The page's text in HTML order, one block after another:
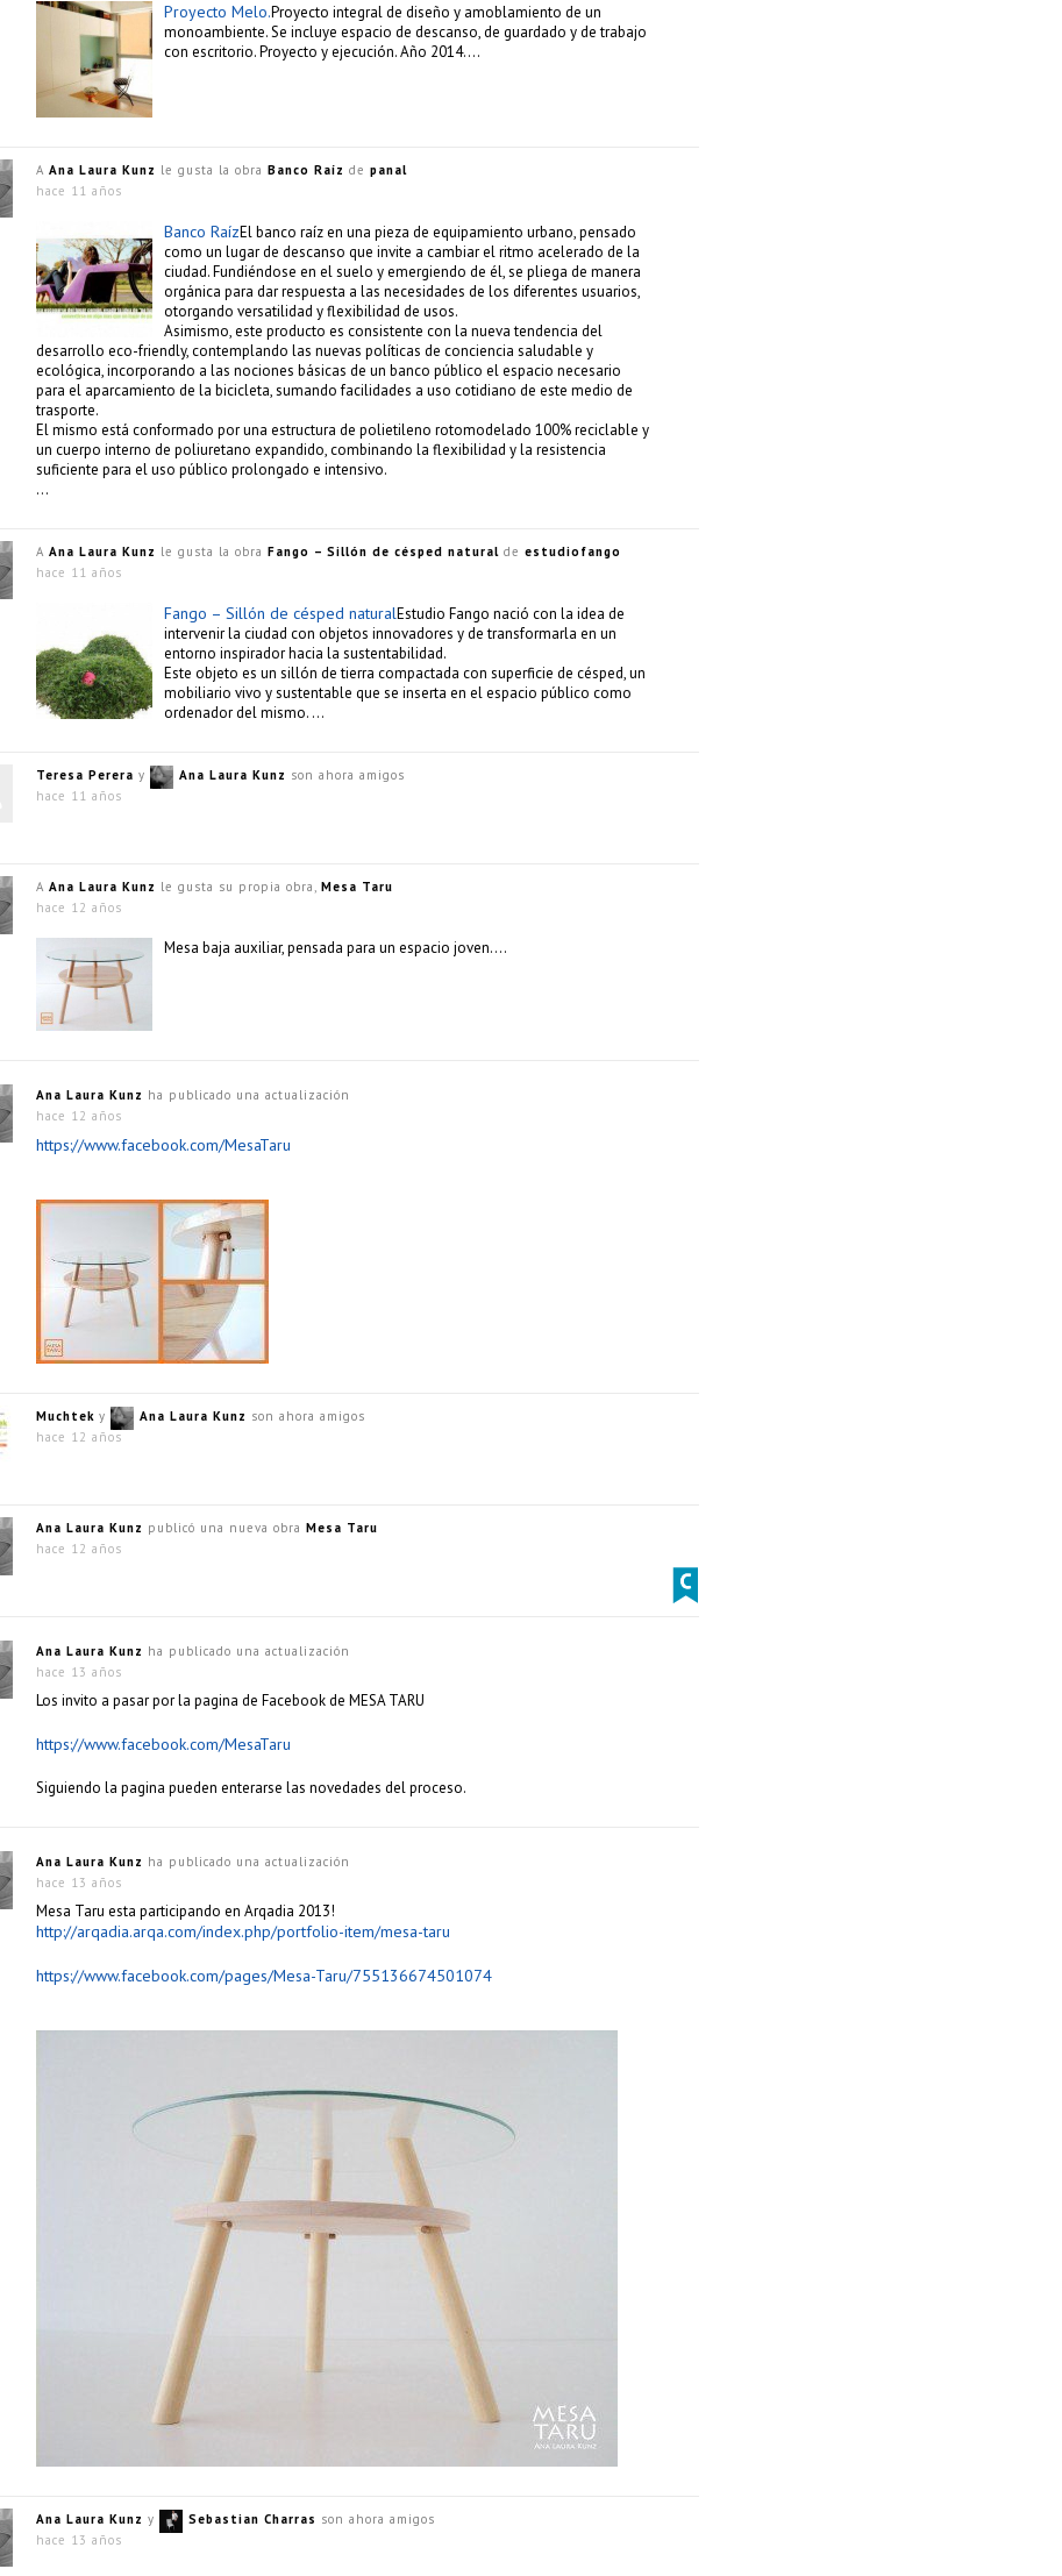
Proyecto Melo.Proyecto integral de diseño y amoblamiento de un
monoambiente. Se incluye espacio de descanso, de guardado y de trabajo
con escritorio. Proyecto y ejecución. Año 2014….
A Ana Laura Kunz le gusta la obra Banco Raíz de panal
hace 11 años
Banco RaízEl banco raíz en una pieza de equipamiento urbano, pensado
como un lugar de descanso que invite a cambiar el ritmo acelerado de la
ciudad. Fundiéndose en el suelo y emergiendo de él, se pliega de manera
orgánica para dar respuesta a las necesidades de los diferentes usuarios,
otorgando versatilidad y flexibilidad de usos.
Asimismo, este producto es consistente con la nueva tendencia del
desarrollo eco-friendly, contemplando las nuevas políticas de conciencia saludable y
ecológica, incorporando a las nociones básicas de un banco público el espacio necesario
para el aparcamiento de la bicicleta, sumando facilidades a uso cotidiano de este medio de
trasporte.
El mismo está conformado por una estructura de polietileno rotomodelado 100% reciclable y
un cuerpo interno de poliuretano expandido, combinando la flexibilidad y la resistencia
suficiente para el uso público prolongado e intensivo.
…
A Ana Laura Kunz le gusta la obra Fango – Sillón de césped natural de estudiofango
hace 11 años
Fango – Sillón de césped naturalEstudio Fango nació con la idea de
intervenir la ciudad con objetos innovadores y de transformarla en un
entorno inspirador hacia la sustentabilidad.
Este objeto es un sillón de tierra compactada con superficie de césped, un
mobiliario vivo y sustentable que se inserta en el espacio público como
ordenador del mismo. …
Teresa Perera y Ana Laura Kunz son ahora amigos
hace 11 años
A Ana Laura Kunz le gusta su propia obra, Mesa Taru
hace 12 años
Mesa baja auxiliar, pensada para un espacio joven….
Ana Laura Kunz ha publicado una actualización
hace 12 años
https://www.facebook.com/MesaTaru
Muchtek y Ana Laura Kunz son ahora amigos
hace 12 años
Ana Laura Kunz publicó una nueva obra Mesa Taru
hace 12 años
Ana Laura Kunz ha publicado una actualización
hace 13 años
Los invito a pasar por la pagina de Facebook de MESA TARU
https://www.facebook.com/MesaTaru
Siguiendo la pagina pueden enterarse las novedades del proceso.
Ana Laura Kunz ha publicado una actualización
hace 13 años
Mesa Taru esta participando en Arqadia 2013!
http://arqadia.arqa.com/index.php/portfolio-item/mesa-taru
https://www.facebook.com/pages/Mesa-Taru/755136674501074
Ana Laura Kunz y Sebastian Charras son ahora amigos
hace 13 años